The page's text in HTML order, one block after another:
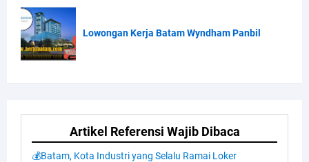
Lowongan Kerja Batam Wyndham Panbil
Artikel Referensi Wajib Dibaca
💰Batam, Kota Industri yang Selalu Ramai Loker